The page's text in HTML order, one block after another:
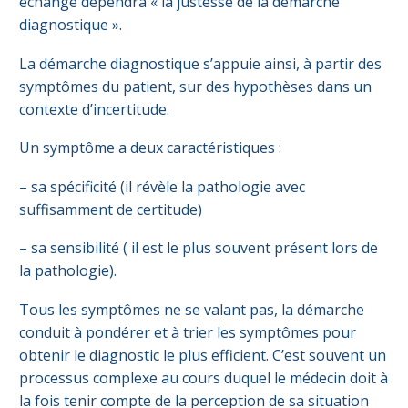
diagnostique ».
La démarche diagnostique s’appuie ainsi, à partir des
symptômes du patient, sur des hypothèses dans un
contexte d’incertitude.
Un symptôme a deux caractéristiques :
– sa spécificité (il révèle la pathologie avec
suffisamment de certitude)
– sa sensibilité ( il est le plus souvent présent lors de
la pathologie).
Tous les symptômes ne se valant pas, la démarche
conduit à pondérer et à trier les symptômes pour
obtenir le diagnostic le plus efficient. C’est souvent un
processus complexe au cours duquel le médecin doit à
la fois tenir compte de la perception de sa situation